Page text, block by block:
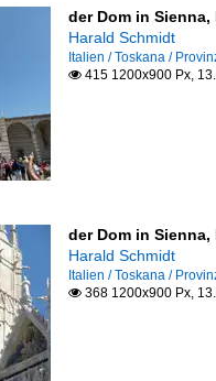
der Dom in Sienna,
Harald Schmidt
Italien / Toskana /
415 1200x900 Px,
der Dom in Sienna,
Harald Schmidt
Italien / Toskana /
368 1200x900 Px,